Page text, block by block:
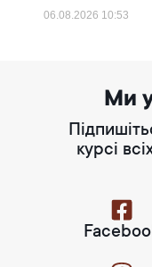
06.08.2026 10:53
Ми
курсі